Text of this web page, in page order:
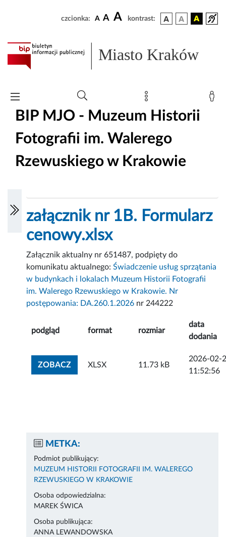
czcionka: A A A kontrast:
Miasto Kraków
BIP MJO - Muzeum Historii
Fotografii im. Walerego
Rzewuskiego w Krakowie
załącznik nr 1B. Formularz
cenowy.xlsx
Załącznik aktualny nr 651487, podpięty do
komunikatu aktualnego:Świadczenie usług sprzątania
w budynkach i lokalach Muzeum Historii Fotografii
im. Walerego Rzewuskiego w Krakowie. Nr
postępowania: DA.260.1.2026 nr 244222
podgląd format rozmiar
data
dodania
ZOBACZZOBACZ ZAŁĄCZNIK
XLSX 11.73 kB
2026-02-
11:52:56
METKA:
Podmiot publikujący:
MUZEUM HISTORII FOTOGRAFII IM. WALEREGO
RZEWUSKIEGO W KRAKOWIE
Osoba odpowiedzialna:
MAREK ŚWICA
Osoba publikująca:
ANNA LEWANDOWSKA